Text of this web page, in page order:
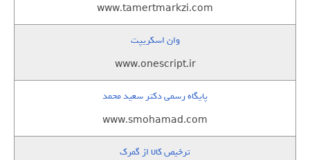
www.tamertmarkzi.com
وان اسکریپت
www.onescript.ir
پایگاه رسمی دکتر سعید محمد
www.smohamad.com
ترخیص کالا از گمرک